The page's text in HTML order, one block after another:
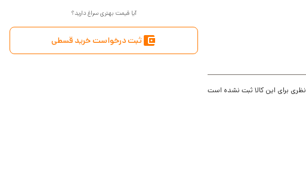
نظری برای این کالا ثبت نشده است
آیا قیمت بهتری سراغ دارید؟
ثبت درخواست خرید قسطی